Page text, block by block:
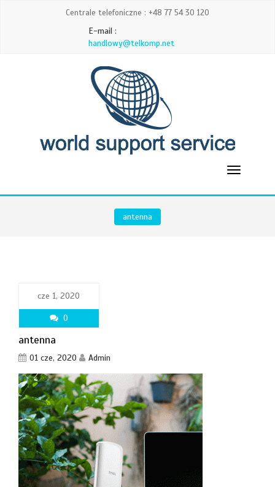
Centrale telefoniczne : +48 77 54 30 120
E-mail :
handlowy@telkomp.net
antenna
cze 1, 2020
0
antenna
01 cze, 2020 Admin